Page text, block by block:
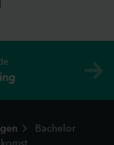
Bachelor